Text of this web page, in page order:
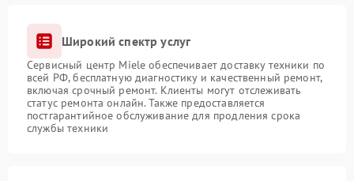
Широкий спектр услуг
Сервисный центр Miele обеспечивает доставку техники по
всей РФ, бесплатную диагностику и качественный ремонт,
включая срочный ремонт. Клиенты могут отслеживать
статус ремонта онлайн. Также предоставляется
постгарантийное обслуживание для продления срока
службы техники